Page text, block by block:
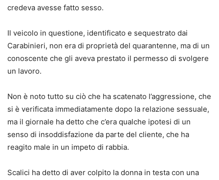
credeva avesse fatto sesso.
Il veicolo in questione, identificato e sequestrato dai
Carabinieri, non era di proprietà del quarantenne, ma di un
conoscente che gli aveva prestato il permesso di svolgere
un lavoro.
Non è noto tutto su ciò che ha scatenato l’aggressione, che
si è verificata immediatamente dopo la relazione sessuale,
ma il giornale ha detto che c’era qualche ipotesi di un
senso di insoddisfazione da parte del cliente, che ha
reagito male in un impeto di rabbia.
Scalici ha detto di aver colpito la donna in testa con una